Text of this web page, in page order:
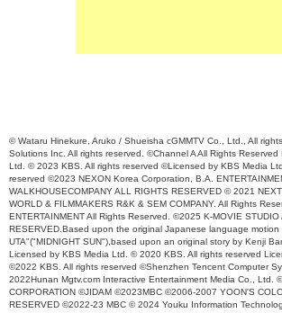
© Wataru Hinekure, Aruko / Shueisha cGMMTV Co., Ltd., All
Solutions Inc. All rights reserved. ©Channel A All Rights
Ltd. © 2023 KBS. All rights reserved ©Licensed by KBS Media
reserved ©2023 NEXON Korea Corporation, B.A.
WALKHOUSECOMPANY ALL RIGHTS RESERVED © 2021
WORLD & FILMMAKERS R&K & SEM COMPANY. All Rights
ENTERTAINMENT All Rights Reserved. ©2025 K-MOVIE STUDIO
RESERVED.Based upon the original Japanese language
UTA"("MIDNIGHT SUN"),based upon an original story by Kenji
Licensed by KBS Media Ltd. © 2020 KBS. All rights reserved
©2022 KBS. All rights reserved ©Shenzhen Tencent Computer
2022Hunan Mgtv.com Interactive Entertainment Media Co., Ltd.
CORPORATION ©JIDAM ©2023MBC ©2006-2007 YOON'S
RESERVED ©2022-23 MBC © 2024 Youku Information